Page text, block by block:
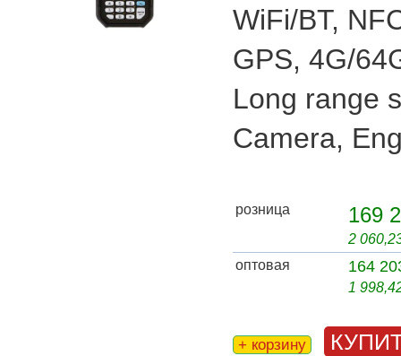
WiFi/BT,
GPS, 4G/
Long range
Camera,
розница 169
2
оптовая
164
1
+ корзину